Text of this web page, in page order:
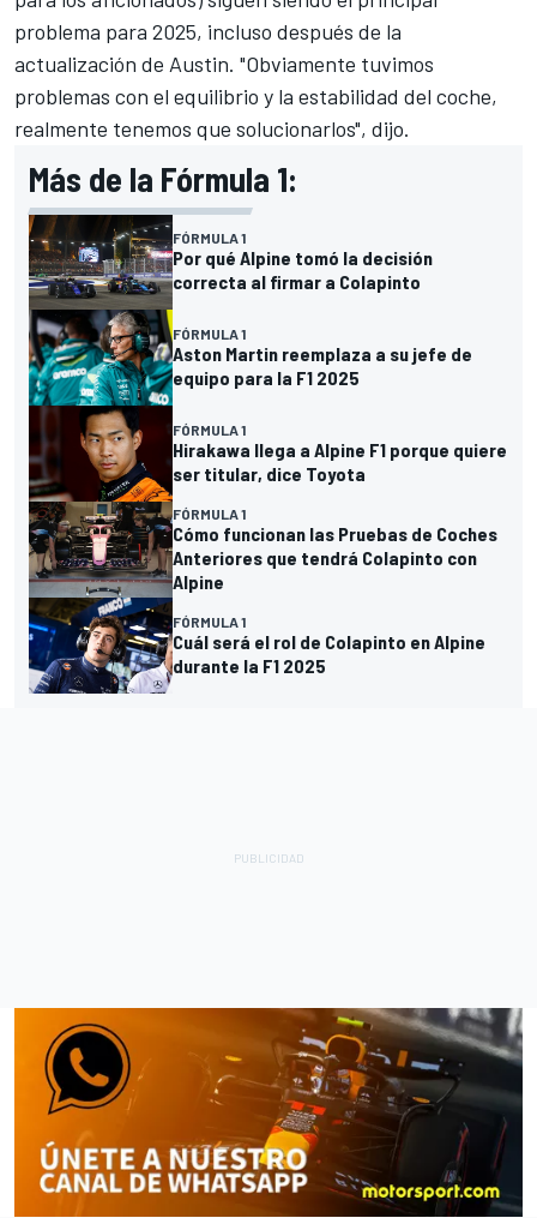
problema para 2025, incluso después de la
actualización de Austin. "Obviamente tuvimos
problemas con el equilibrio y la estabilidad del coche,
realmente tenemos que solucionarlos", dijo.
Más de la Fórmula 1:
FÓRMULA 1
Por qué Alpine tomó la decisión
correcta al firmar a Colapinto
FÓRMULA 1
Aston Martin reemplaza a su jefe de
equipo para la F1 2025
FÓRMULA 1
Hirakawa llega a Alpine F1 porque quiere
ser titular, dice Toyota
FÓRMULA 1
Cómo funcionan las Pruebas de Coches
Anteriores que tendrá Colapinto con
Alpine
FÓRMULA 1
Cuál será el rol de Colapinto en Alpine
durante la F1 2025